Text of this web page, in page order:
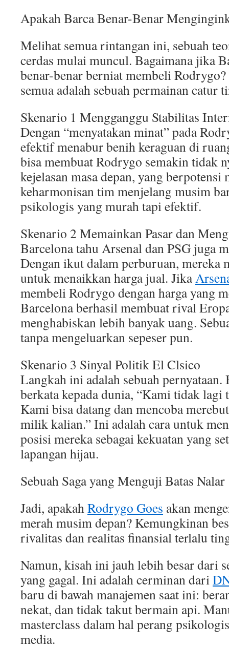
Apakah Barca Benar-Benar
Melihat semua rintangan ini, sebuah
cerdas mulai muncul. Bagaimana jika
benar-benar berniat membeli
semua adalah sebuah permainan catur
Skenario 1 Mengganggu Stabilitas
Dengan “menyatakan minat” pada
efektif menabur benih keraguan di
bisa membuat Rodrygo semakin tidak
kejelasan masa depan, yang berpotensi
keharmonisan tim menjelang musim
psikologis yang murah tapi efektif.
Skenario 2 Memainkan Pasar dan
Barcelona tahu Arsenal dan PSG juga
Dengan ikut dalam perburuan, mereka
untuk menaikkan harga jual. Jika
membeli Rodrygo dengan harga yang
Barcelona berhasil membuat rival
menghabiskan lebih banyak uang.
tanpa mengeluarkan sepeser pun.
Skenario 3 Sinyal Politik El Clsico
Langkah ini adalah sebuah pernyataan.
berkata kepada dunia, “Kami tidak lagi
Kami bisa datang dan mencoba
milik kalian.” Ini adalah cara untuk
posisi mereka sebagai kekuatan yang
lapangan hijau.
Sebuah Saga yang Menguji Batas Nalar
Jadi, apakahRodrygo Goes akan
merah musim depan? Kemungkinan
rivalitas dan realitas finansial terlalu
Namun, kisah ini jauh lebih besar dari
yang gagal. Ini adalah cerminan dari
baru di bawah manajemen saat ini:
nekat, dan tidak takut bermain api.
masterclass dalam hal perang
media.